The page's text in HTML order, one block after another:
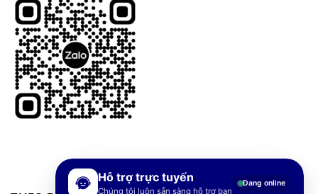
Hỗ trợ trực tuyến
Chúng tôi luôn sẵn sàng hỗ trợ bạn
Đang online